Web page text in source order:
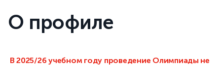
О профиле
В 2025/26 учебном году проведение Олимпиады не